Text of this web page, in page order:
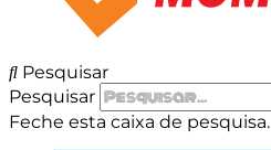
Pesquisar
Pesquisar
Feche esta caixa de pesquisa.